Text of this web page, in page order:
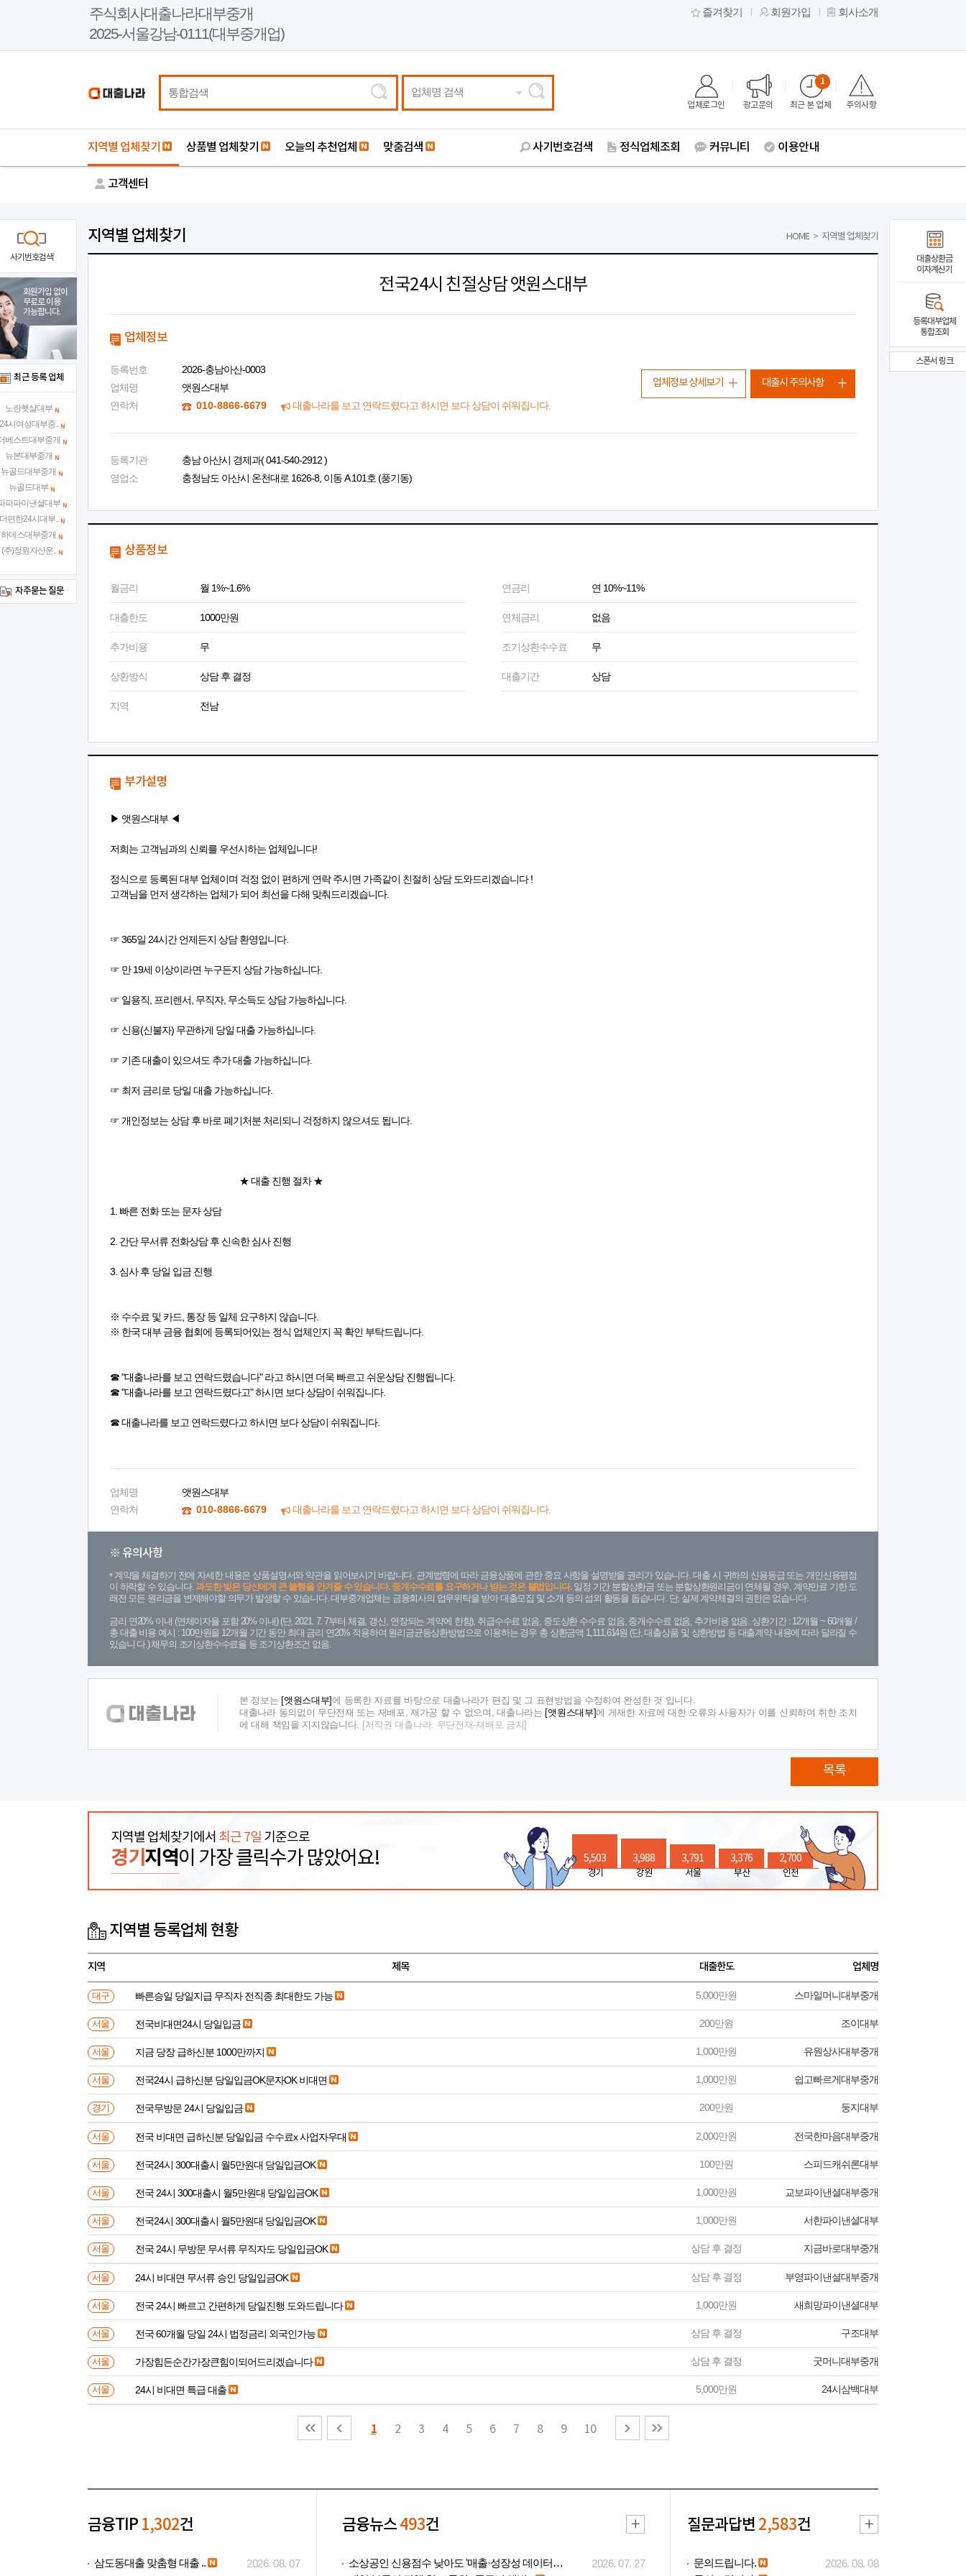
주식회사대출나라대부중개
2025-서울강남-0111(대부중개업)
즐겨찾기 회원가입 회사소개
업체명 검색
업체로그인 광고문의 최근 본 업체
1
주의사항
지역별 업체찾기 상품별 업체찾기 오늘의 추천업체 맞춤검색 사기번호검색 정식업체조회 커뮤니티 이용안내
고객센터
지역별 업체찾기 HOME > 지역별 업체찾기
전국24시 친절상담 앳원스대부
업체정보
등록번호
2026-충남아산-0003
업체명
앳원스대부
연락처
010-8866-6679 대출나라를 보고 연락드렸다고 하시면 보다 상담이 쉬워집니다.
등록기관
충남 아산시 경제과( 041-540-2912 )
영업소
충청남도 아산시 온천대로 1626-8, 이동 A 101호 (풍기동)
업체정보 상세보기 대출시 주의사항
상품정보
월금리 월 1%~1.6% 연금리 연 10%~11%
대출한도 1000만원 연체금리 없음
추가비용 무 조기상환수수료 무
상환방식 상담 후 결정 대출기간 상담
지역 전남
부가설명
▶ 앳원스대부 ◀
저희는 고객님과의 신뢰를 우선시하는 업체입니다!
정식으로 등록된 대부 업체이며 걱정 없이 편하게 연락 주시면 가족같이 친절히 상담 도와드리겠습니다 !
고객님을 먼저 생각하는 업체가 되어 최선을 다해 맞춰드리겠습니다.
☞ 365일 24시간 언제든지 상담 환영입니다.
☞ 만 19세 이상이라면 누구든지 상담 가능하십니다.
☞ 일용직, 프리렌서, 무직자, 무소득도 상담 가능하십니다.
☞ 신용(신불자) 무관하게 당일 대출 가능하십니다.
☞ 기존 대출이 있으셔도 추가 대출 가능하십니다.
☞ 최저 금리로 당일 대출 가능하십니다.
☞ 개인정보는 상담 후 바로 폐기처분 처리되니 걱정하지 않으셔도 됩니다.
★ 대출 진행 절차 ★
1. 빠른 전화 또는 문자 상담
2. 간단 무서류 전화상담 후 신속한 심사 진행
3. 심사 후 당일 입금 진행
※ 수수료 및 카드, 통장 등 일체 요구하지 않습니다.
※ 한국 대부 금융 협회에 등록되어있는 정식 업체인지 꼭 확인 부탁드립니다.
☎ "대출나라를 보고 연락드렸습니다" 라고 하시면 더욱 빠르고 쉬운상담 진행됩니다.
☎ "대출나라를 보고 연락드렸다고" 하시면 보다 상담이 쉬워집니다.
☎ 대출나라를 보고 연락드렸다고 하시면 보다 상담이 쉬워집니다.
업체명
앳원스대부
연락처
010-8866-6679 대출나라를 보고 연락드렸다고 하시면 보다 상담이 쉬워집니다.
※ 유의사항
계약을 체결하기 전에 자세한 내용은 상품설명서와 약관을 읽어보시기 바랍니다. 관계법령에 따라 금융상품에 관한 중요 사항을 설명받을 권리가 있습니다. 대출 시 귀하의 신용등급 또는 개인신용평점
이 하락할 수 있습니다.과도한 빚은 당신에게 큰 불행을 안겨줄 수 있습니다. 중개수수료를 요구하거나 받는 것은 불법입니다.일정 기간 분할상환금 또는 분할상환원리금이 연체될 경우, 계약만료 기한 도
래전 모든 원리금을 변제해야할 의무가 발생할 수 있습니다. 대부중개업체는 금융회사의 업무위탁을 받아 대출모집 및 소개 등의 섭외 활동을 돕습니다. 단, 실제 계약체결의 권한은 없습니다.
금리 연20% 이내 (연체이자율 포함 20% 이내) (단, 2021. 7. 7부터 체결, 갱신, 연장되는 계약에 한함), 취급수수료 없음, 중도상환 수수료 없음, 중개수수료 없음, 추가비용 없음. 상환기간 : 12개월 ~ 60개월 /
총 대출 비용 예시 : 100만원을 12개월 기간 동안 최대 금리 연20% 적용하여 원리금균등상환방법으로 이용하는 경우 총 상환금액 1,111,614원 (단, 대출상품 및 상환방법 등 대출계약 내용에 따라 달라질 수
있습니 다.) 채무의 조기상환수수료율 등 조기상환조건 없음.
본 정보는 [앳원스대부]에 등록한 자료를 바탕으로 대출나라가 편집 및 그 표현방법을 수정하여 완성한 것 입니다.
대출나라 동의없이 무단전재 또는 재배포, 재가공 할 수 없으며, 대출나라는 [앳원스대부]에 게재한 자료에 대한 오류와 사용자가 이를 신뢰하여 취한 조치
에 대해 책임을 지지않습니다.
[저작권 대출나라. 무단전재-재배포 금지]
목록
지역별 업체찾기에서 최근 7일 기준으로
경기 지역이 가장 클릭수가 많았어요! 5,503
경기
3,988
강원
3,791
서울
3,376
부산
2,700
인천
지역별 등록업체 현황
지역 제목 대출한도 업체명
대구 빠른승일 당일지급 무직자 전직종 최대한도 가능 5,000만원 스마일머니대부중개
서울 전국비대면24시 당일입금 200만원 조이대부
서울 지금 당장 급하신분 1000만까지 1,000만원 유원상사대부중개
서울 전국24시 급하신분 당일입금OK문자OK 비대면 1,000만원 쉽고빠르게대부중개
경기 전국무방문 24시 당일입금 200만원 둥지대부
서울 전국 비대면 급하신분 당일입금 수수료x 사업자우대 2,000만원 전국한마음대부중개
서울 전국24시 300대출시 월5만원대 당일입금OK 100만원 스피드캐쉬론대부
서울 전국 24시 300대출시 월5만원대 당일입금OK 1,000만원 교보파이낸셜대부중개
서울 전국24시 300대출시 월5만원대 당일입금OK 1,000만원 서한파이낸셜대부
서울 전국 24시 무방문 무서류 무직자도 당일입금OK 상담 후 결정 지금바로대부중개
서울 24시 비대면 무서류 승인 당일입금OK 상담 후 결정 부영파이낸셜대부중개
서울 전국 24시 빠르고 간편하게 당일진행 도와드립니다 1,000만원 새희망파이낸셜대부
서울 전국 60개월 당일 24시 법정금리 외국인가능 상담 후 결정 구조대부
서울 가장힘든순간가장큰힘이되어드리겠습니다 상담 후 결정 굿머니대부중개
서울 24시 비대면 특급 대출 5,000만원 24시삼백대부
1 2 3 4 5 6 7 8 9 10
사기번호검색
회원가입 없이
무료로 이용
가능합니다.
최근 등록 업체
노란햇살대부
시여성대부중..
베스트대부중개
뉴본대부중개
뉴골드대부중개
뉴골드대부
파파이낸셜대부
편한24시대부..
하데스대부중개
(주)정원자산운..
자주묻는 질문
대출상환금
이자계산기
등록대부업체
통합조회
스폰서 링크
금융TIP 1,302건
삼도동대출 맞춤형 대출 .. 2026. 08. 07
금융뉴스493건
소상공인 신용점수 낮아도 '매출·성장성 데이터..
2026. 07. 27
질문과답변 2,583건
문의드립니다.
2026. 08. 08